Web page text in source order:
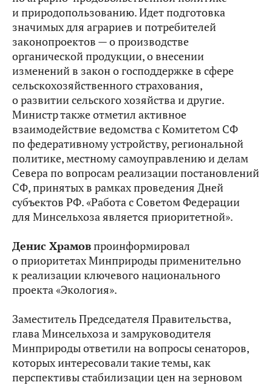
и природопользованию. Идет подготовка
значимых для аграриев и потребителей
законопроектов — о производстве
органической продукции, о внесении
изменений в закон о господдержке в сфере
сельскохозяйственного страхования,
о развитии сельского хозяйства и другие.
Министр также отметил активное
взаимодействие ведомства с Комитетом СФ
по федеративному устройству, региональной
политике, местному самоуправлению и делам
Севера по вопросам реализации постановлений
СФ, принятых в рамках проведения Дней
субъектов РФ. «Работа с Советом Федерации
для Минсельхоза является приоритетной».
Денис Храмовпроинформировал
о приоритетах Минприроды применительно
к реализации ключевого национального
проекта «Экология».
Заместитель Председателя Правительства,
глава Минсельхоза и замруководителя
Минприроды ответили на вопросы сенаторов,
которых интересовали такие темы, как
перспективы стабилизации цен на зерновом